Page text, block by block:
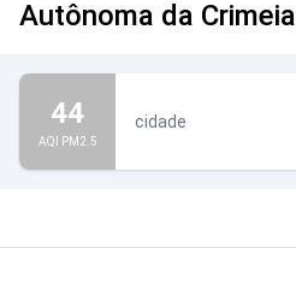
Autônoma da Crimeia
44
AQI PM2.5
cidade